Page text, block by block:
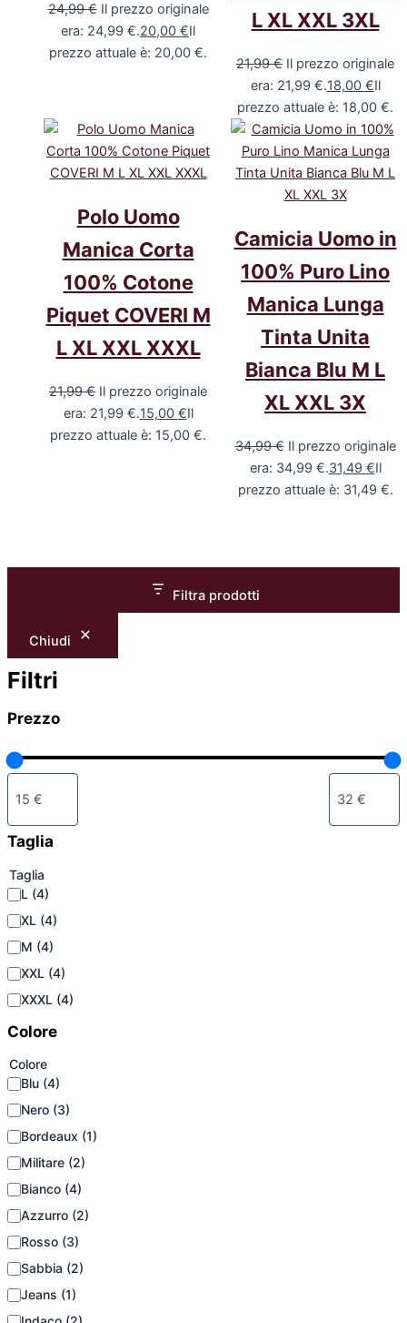
Filtra prodotti
Chiudi
Filtri
Prezzo
Taglia
Taglia
L (4)
XL (4)
M (4)
XXL (4)
XXXL (4)
Colore
Colore
Blu (4)
Nero (3)
Bordeaux (1)
Militare (2)
Bianco (4)
Azzurro (2)
Rosso (3)
Sabbia (2)
Jeans (1)
24,99€ Il prezzo originale
era: 24,99 €.20,00 €Il
prezzo attuale è: 20,00 €.
L XL XXL 3XL
21,99€ Il prezzo originale
era: 21,99 €.18,00 €Il
prezzo attuale è: 18,00 €.
Polo Uomo
Manica Corta
100% Cotone
Piquet COVERI M
L XL XXL XXXL
21,99€ Il prezzo originale
era: 21,99 €.15,00 €Il
prezzo attuale è: 15,00 €.
Camicia Uomo in
100% Puro Lino
Manica Lunga
Tinta Unita
Bianca Blu M L
XL XXL 3X
34,99€ Il prezzo originale
era: 34,99 €.31,49 €Il
prezzo attuale è: 31,49 €.